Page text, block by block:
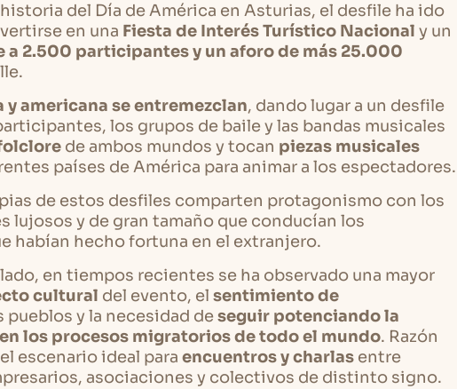
del Día de América en Asturias, el desfile ha ido
en una Fiesta de Interés Turístico Nacional y un
a 2.500 participantes y un aforo de más 25.000
americana se entremezclan, dando lugar a un desfile
los grupos de baile y las bandas musicales
de ambos mundos y tocan piezas musicales
países de América para animar a los espectadores.
de estos desfiles comparten protagonismo con los
lujosos y de gran tamaño que conducían los
habían hecho fortuna en el extranjero.
en tiempos recientes se ha observado una mayor
cultural del evento, el sentimiento de
pueblos y la necesidad deseguir potenciando la
los procesos migratorios de todo el mundo. Razón
escenario ideal para encuentros y charlas entre
asociaciones y colectivos de distinto signo.